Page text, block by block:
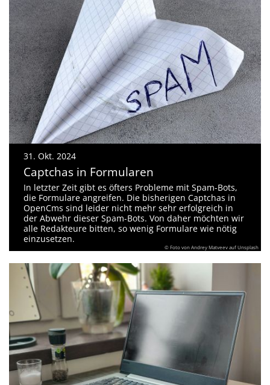
31. Okt. 2024
Captchas in Formularen
In letzter Zeit gibt es öfters Probleme mit Spam-Bots,
die Formulare angreifen. Die bisherigen Captchas in
OpenCms sind leider nicht mehr sehr erfolgreich in
der Abwehr dieser Spam-Bots. Von daher möchten wir
alle Redakteure bitten, so wenig Formulare wie nötig
einzusetzen.
© Foto von Andrey Matveev auf Unsplash